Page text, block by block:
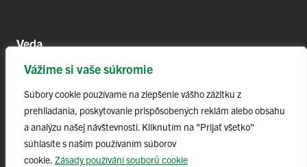
Vážime si vaše súkromie
Súbory cookie používame na zlepšenie vášho zážitku z
prehliadania, poskytovanie prispôsobených reklám alebo obsahu
a analýzu našej návštevnosti. Kliknutím na "Prijať všetko"
súhlasíte s naším používaním súborov
cookie. Zásady používání souborů cookie
Veda
Postdoktorandské pozíce
Projekty
Špičkové tímy
TIP-UPJŠ
Vedecké parky